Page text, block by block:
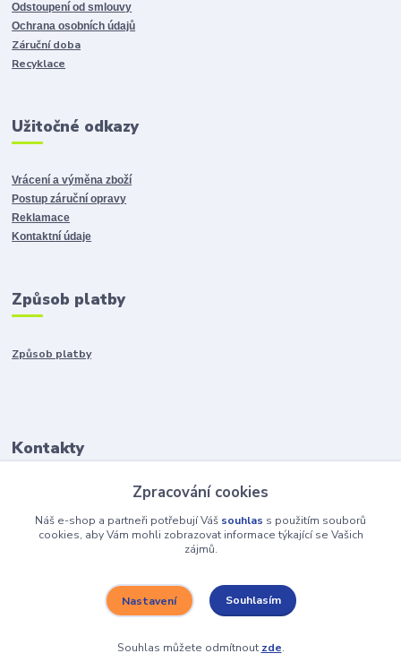
Odstoupení od smlouvy
Ochrana osobních údajů
Záruční doba
Recyklace
Užitočné odkazy
Vrácení a výměna zboží
Postup záruční opravy
Reklamace
Kontaktní údaje
Způsob platby
Způsob platby
Kontakty
Po-Pia 8:00-15:00
Vytvořeno na Eshop-rychle.cz
Zpracování cookies
Náš e-shop a partneři potřebují Váš souhlas s použitím souborů
cookies, aby Vám mohli zobrazovat informace týkající se Vašich
zájmů.
Nastavení Souhlasím
Souhlas můžete odmítnout zde.